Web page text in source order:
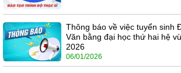
Thông báo về việc tuyển sinh
Văn bằng đại học thứ hai hệ
2026
06/01/2026